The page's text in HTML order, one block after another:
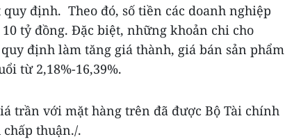
định. Theo đó, số tiền các doanh nghiệp
tỷ đồng. Đặc biệt, những khoản chi cho
định làm tăng giá thành, giá bán sản phẩm
từ 2,18%-16,39%.
trần với mặt hàng trên đã được Bộ Tài chính
thuận./.